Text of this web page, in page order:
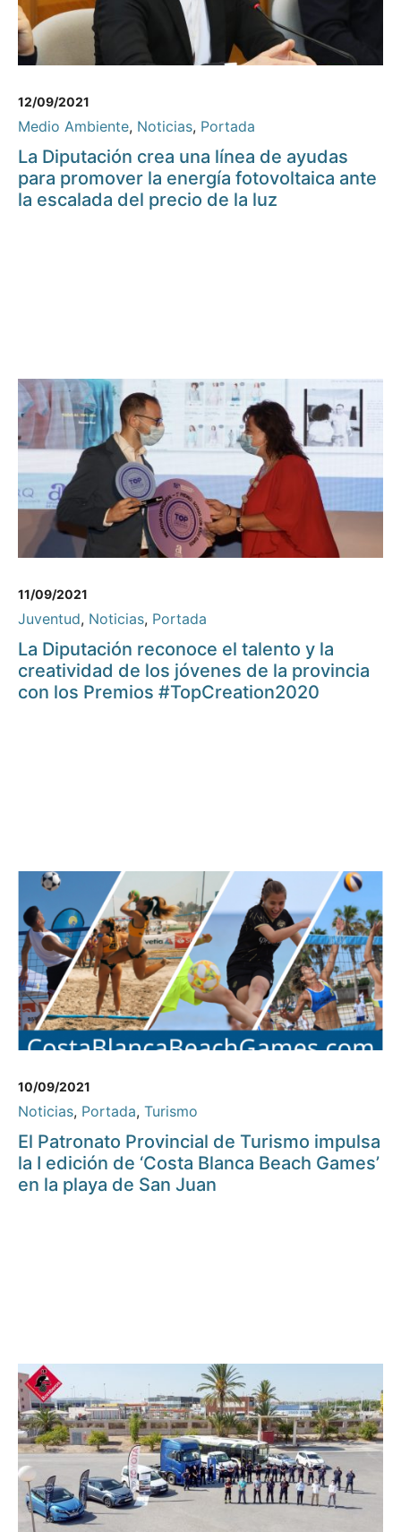
12/09/2021
Medio Ambiente, Noticias, Portada
La Diputación crea una línea de ayudas
para promover la energía fotovoltaica ante
la escalada del precio de la luz
11/09/2021
Juventud, Noticias, Portada
La Diputación reconoce el talento y la
creatividad de los jóvenes de la provincia
con los Premios #TopCreation2020
10/09/2021
Noticias, Portada, Turismo
El Patronato Provincial de Turismo impulsa
la I edición de ‘Costa Blanca Beach Games’
en la playa de San Juan